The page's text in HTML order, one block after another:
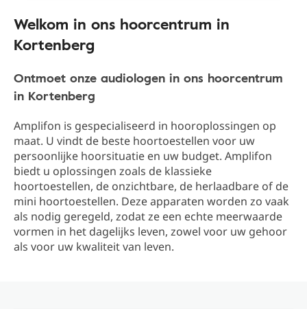
Welkom in ons hoorcentrum in
Kortenberg
Ontmoet onze audiologen in ons hoorcentrum
in Kortenberg
Amplifon is gespecialiseerd in hooroplossingen op
maat. U vindt de beste hoortoestellen voor uw
persoonlijke hoorsituatie en uw budget. Amplifon
biedt u oplossingen zoals de klassieke
hoortoestellen, de onzichtbare, de herlaadbare of de
mini hoortoestellen. Deze apparaten worden zo vaak
als nodig geregeld, zodat ze een echte meerwaarde
vormen in het dagelijks leven, zowel voor uw gehoor
als voor uw kwaliteit van leven.